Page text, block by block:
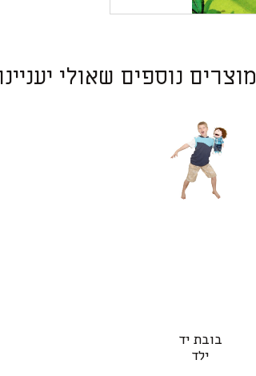
מוצרים נוספים שאולי
בובת יד
ילד